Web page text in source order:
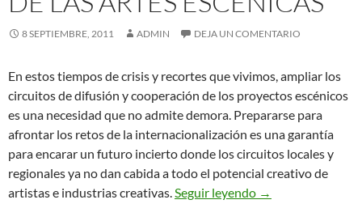
8 SEPTIEMBRE, 2011 ADMIN DEJA UN COMENTARIO
En estos tiempos de crisis y recortes que vivimos, ampliar los
circuitos de difusión y cooperación de los proyectos escénicos
es una necesidad que no admite demora. Prepararse para
afrontar los retos de la internacionalización es una garantía
para encarar un futuro incierto donde los circuitos locales y
regionales ya no dan cabida a todo el potencial creativo de
artistas e industrias creativas.Seguir leyendo Talleres de
→